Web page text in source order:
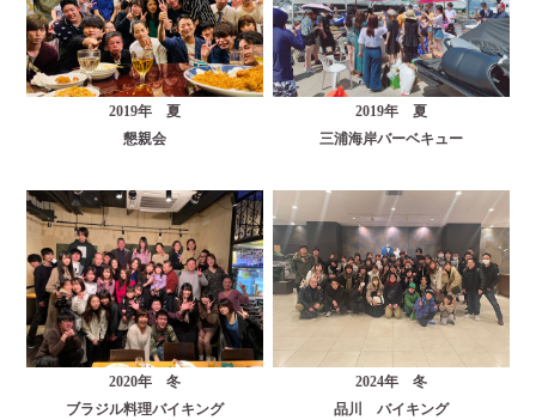
2019年 夏
懇親会
2019年 夏
三浦海岸バーベキュー
2020年 冬
ブラジル料理バイキング
2024年 冬
品川 バイキング